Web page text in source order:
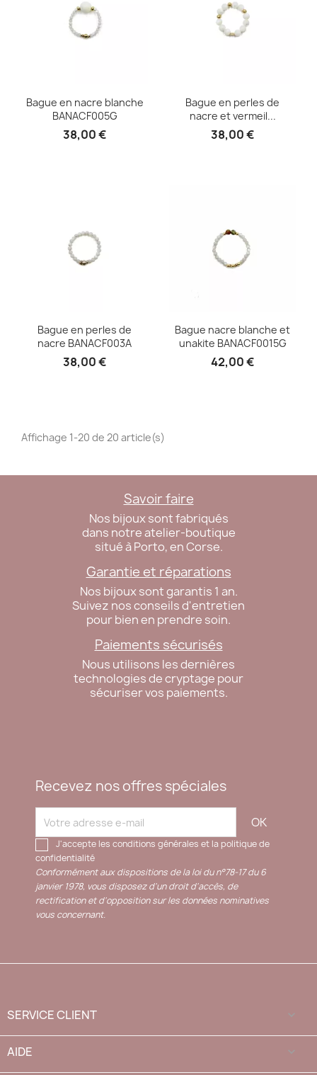
Bague en nacre blanche
BANACF005G
38,00 €
Bague en perles de
nacre et vermeil...
38,00 €
Bague en perles de
nacre BANACF003A
38,00 €
Bague nacre blanche et
unakite BANACF0015G
42,00 €
Affichage 1-20 de 20 article(s)
Savoir faire
Nos bijoux sont fabriqués
dans notre atelier-boutique
situé à Porto, en Corse.
Garantie et réparations
Nos bijoux sont garantis 1 an.
Suivez nos conseils d'entretien
pour bien en prendre soin.
Paiements sécurisés
Nous utilisons les dernières
technologies de cryptage pour
sécuriser vos paiements.
Recevez nos offres spéciales
J'accepte les conditions générales et la politique de
confidentialité
Conformément aux dispositions de la loi du n°78-17 du 6
janvier 1978, vous disposez d'un droit d'accès, de
rectification et d'opposition sur les données nominatives
vous concernant.
SERVICE CLIENT
AIDE